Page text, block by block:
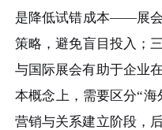
是降低试错成本——展
策略，避免盲目投入；
与国际展会有助于企业
本概念上，需要区分“海
营销与关系建立阶段，